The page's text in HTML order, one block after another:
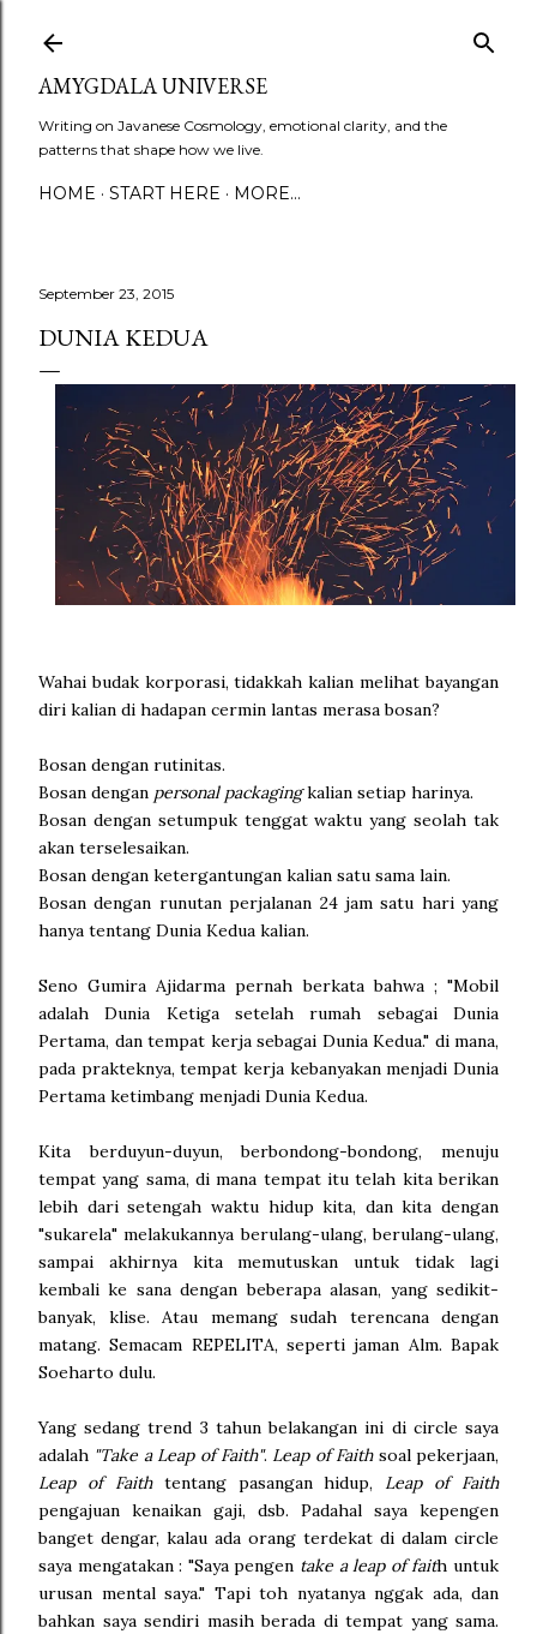
AMYGDALA UNIVERSE
Writing on Javanese Cosmology, emotional clarity, and the
patterns that shape how we live.
HOME START HERE MORE…
September 23, 2015
DUNIA KEDUA
Wahai budak korporasi, tidakkah kalian melihat bayangan
diri kalian di hadapan cermin lantas merasa bosan?
Bosan dengan rutinitas.
Bosan dengan personal packagingkalian setiap harinya.
Bosan dengan setumpuk tenggat waktu yang seolah tak
akan terselesaikan.
Bosan dengan ketergantungan kalian satu sama lain.
Bosan dengan runutan perjalanan 24 jam satu hari yang
hanya tentang Dunia Kedua kalian.
Seno Gumira Ajidarma pernah berkata bahwa ; "Mobil
adalah Dunia Ketiga setelah rumah sebagai Dunia
Pertama, dan tempat kerja sebagai Dunia Kedua." di mana,
pada prakteknya, tempat kerja kebanyakan menjadi Dunia
Pertama ketimbang menjadi Dunia Kedua.
Kita berduyun-duyun, berbondong-bondong, menuju
tempat yang sama, di mana tempat itu telah kita berikan
lebih dari setengah waktu hidup kita, dan kita dengan
"sukarela" melakukannya berulang-ulang, berulang-ulang,
sampai akhirnya kita memutuskan untuk tidak lagi
kembali ke sana dengan beberapa alasan, yang sedikit-
banyak, klise. Atau memang sudah terencana dengan
matang. Semacam REPELITA, seperti jaman Alm. Bapak
Soeharto dulu.
Yang sedang trend 3 tahun belakangan ini di circle saya
adalah "Take a Leap of Faith". Leap of Faithsoal pekerjaan,
Leap of Faithtentang pasangan hidup, Leap of Faith
pengajuan kenaikan gaji, dsb. Padahal saya kepengen
banget dengar, kalau ada orang terdekat di dalam circle
saya mengatakan : "Saya pengen take a leap of faith untuk
urusan mental saya." Tapi toh nyatanya nggak ada, dan
bahkan saya sendiri masih berada di tempat yang sama.